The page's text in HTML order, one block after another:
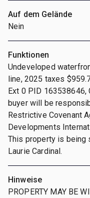
Auf dem Gelände
Nein
Funktionen
Undeveloped
line, 2025 taxes
Ext 0 PID 163538646,
buyer will be
Restrictive Covenant
Developments
This property is being
Laurie Cardinal.
Hinweise
PROPERTY MAY BE